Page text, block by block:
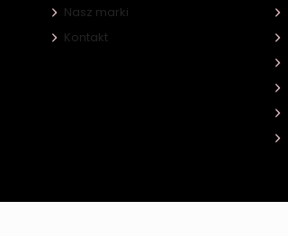
Nasz marki
Kontakt